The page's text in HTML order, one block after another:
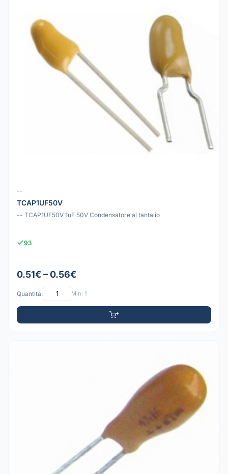
--
TCAP1UF50V
-- TCAP1UF50V 1uF 50V Condensatore al tantalio
93
0.51€ – 0.56€
Quantità: Min: 1